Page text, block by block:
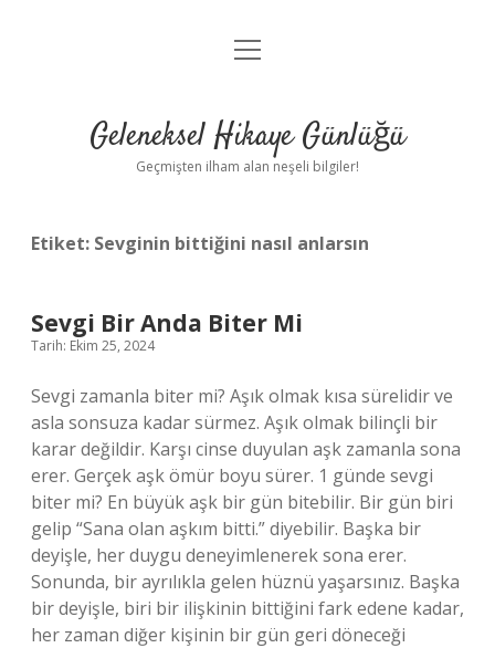
Anasayfa
Yasal Uyarı
menüyü
Geleneksel Hikaye Günlüğü
Geçmişten ilham alan neşeli bilgiler!
Etiket: Sevginin bittiğini nasıl anlarsın
Sevgi Bir Anda Biter Mi
Tarih: Ekim 25, 2024
Sevgi zamanla biter mi? Aşık olmak kısa sürelidir ve
asla sonsuza kadar sürmez. Aşık olmak bilinçli bir
karar değildir. Karşı cinse duyulan aşk zamanla sona
erer. Gerçek aşk ömür boyu sürer. 1 günde sevgi
biter mi? En büyük aşk bir gün bitebilir. Bir gün biri
gelip “Sana olan aşkım bitti.” diyebilir. Başka bir
deyişle, her duygu deneyimlenerek sona erer.
Sonunda, bir ayrılıkla gelen hüznü yaşarsınız. Başka
bir deyişle, biri bir ilişkinin bittiğini fark edene kadar,
her zaman diğer kişinin bir gün geri döneceği